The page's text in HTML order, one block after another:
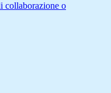
collaborazione o